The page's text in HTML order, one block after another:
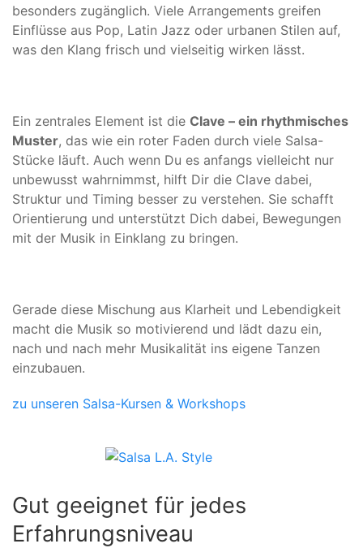
besonders zugänglich. Viele Arrangements greifen
Einflüsse aus Pop, Latin Jazz oder urbanen Stilen auf,
was den Klang frisch und vielseitig wirken lässt.
Ein zentrales Element ist die Clave – ein rhythmisches
Muster, das wie ein roter Faden durch viele Salsa-
Stücke läuft. Auch wenn Du es anfangs vielleicht nur
unbewusst wahrnimmst, hilft Dir die Clave dabei,
Struktur und Timing besser zu verstehen. Sie schafft
Orientierung und unterstützt Dich dabei, Bewegungen
mit der Musik in Einklang zu bringen.
Gerade diese Mischung aus Klarheit und Lebendigkeit
macht die Musik so motivierend und lädt dazu ein,
nach und nach mehr Musikalität ins eigene Tanzen
einzubauen.
zu unseren Salsa-Kursen & Workshops
Gut geeignet für jedes
Erfahrungsniveau